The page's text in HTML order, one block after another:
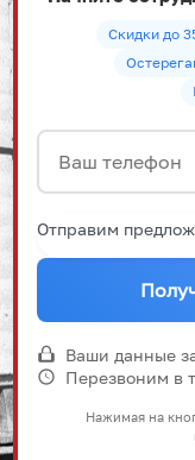
Скидки до
Отправим
Ваши данные
Перезвоним в
Нажимая на